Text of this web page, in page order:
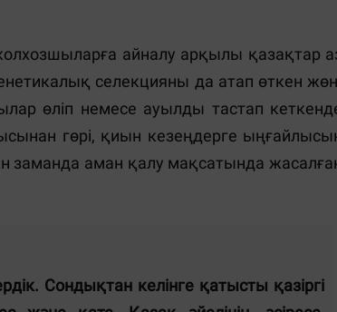
айналу арқылы қазақтар
селекцияны да атап өткен
өліп немесе ауылды тастап
гөрі, қиын кезеңдерге
заманда аман қалу мақсатында
Сондықтан келінге қатысты қазіргі